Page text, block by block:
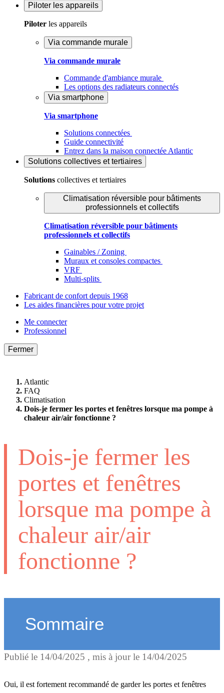
Piloter les appareils
Piloter les appareils
Via commande murale
Via commande murale
Commande d'ambiance murale
Les options des radiateurs connectés
Via smartphone
Via smartphone
Solutions connectées
Guide connectivité
Entrez dans la maison connectée Atlantic
Solutions collectives et tertiaires
Solutions collectives et tertiaires
Climatisation réversible pour bâtiments
professionnels et collectifs
Climatisation réversible pour bâtiments
professionnels et collectifs
Gainables / Zoning
Muraux et consoles compactes
VRF
Multi-splits
Fabricant de confort depuis 1968
Les aides financières pour votre projet
Me connecter
Professionnel
Fermer
Atlantic
FAQ
Climatisation
Dois-je fermer les portes et fenêtres lorsque ma pompe à
chaleur air/air fonctionne ?
Dois-je fermer les
portes et fenêtres
lorsque ma pompe à
chaleur air/air
fonctionne ?
Sommaire
Pourquoi est-ce important
Publié le 14/04/2025 , mis à jour le 14/04/2025
Oui, il est fortement recommandé de garder les portes et fenêtres